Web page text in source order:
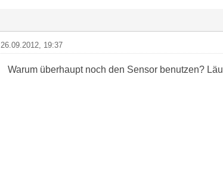
26.09.2012, 19:37
Warum überhaupt noch den Sensor benutzen?